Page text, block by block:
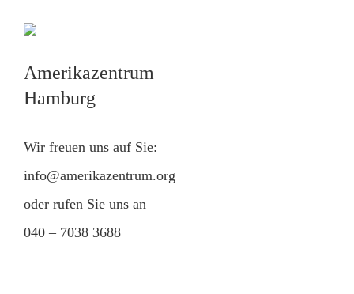
Amerikazentrum
Hamburg
Wir freuen uns auf Sie:
info@amerikazentrum.org
oder rufen Sie uns an
040 – 7038 3688